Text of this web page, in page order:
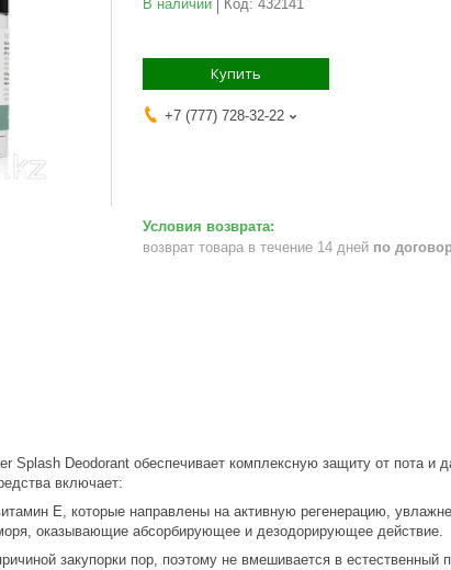
В наличии Код: 432141
Купить
+7 (777) 728-32-22
возврат товара в течение 14 дней по
Splash Deodorant обеспечивает комплексную защиту от пота
включает:
Е, которые направлены на активную регенерацию,
оказывающие абсорбирующее и дезодорирующее действие.
закупорки пор, поэтому не вмешивается в естественный